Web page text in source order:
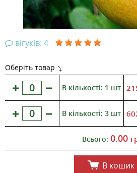
вігуків: 4
Оберіть товар
В кількості: 1 шт
В кількості: 3 шт
Всього: 0.00
В кошик